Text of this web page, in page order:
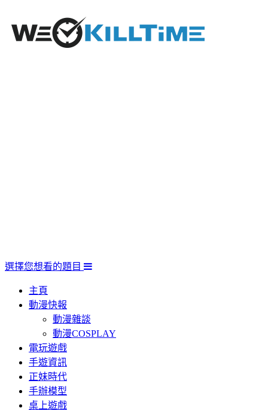
選擇您想看的題目
主頁
動漫快報
動漫雜談
動漫COSPLAY
電玩遊戲
手遊資訊
正妹時代
手辦模型
桌上遊戲